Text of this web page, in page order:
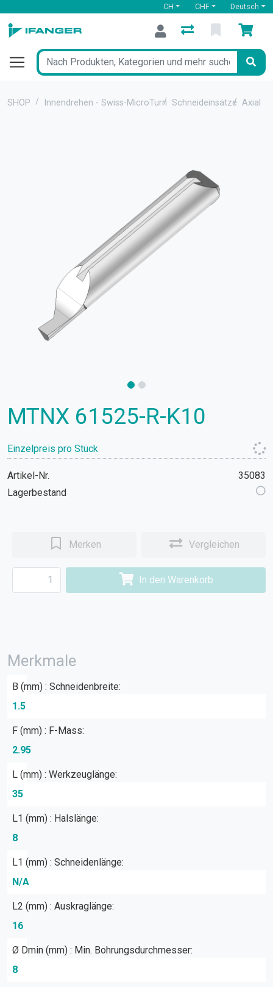
CH CHF Deutsch
SHOP Innendrehen - Swiss-MicroTurn Schneideinsätze
MTNX 61525-R-K10
Einzelpreis pro Stück
Artikel-Nr.
35083
Lagerbestand
Merken Vergleichen
In den Warenkorb
Merkmale
B (mm) : Schneidenbreite:
1.5
F (mm) : F-Mass:
2.95
L (mm) : Werkzeuglänge:
35
L1 (mm) : Halslänge:
8
L1 (mm) : Schneidenlänge:
N/A
L2 (mm) : Auskraglänge:
16
Ø Dmin (mm) : Min. Bohrungsdurchmesser:
8